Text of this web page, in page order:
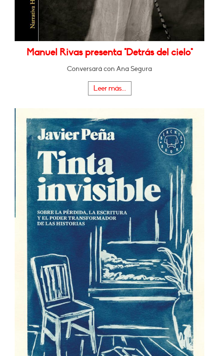
Manuel Rivas presenta "Detrás del cielo"
Conversará con Ana Segura
Leer más...